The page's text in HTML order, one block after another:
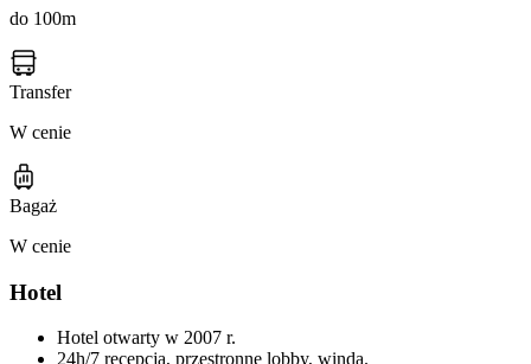
do 100m
Transfer
W cenie
Bagaż
W cenie
Hotel
Hotel otwarty w 2007 r.
24h/7 recepcja, przestronne lobby, winda.